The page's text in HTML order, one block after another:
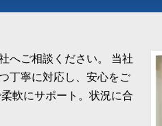
へご相談ください。 当社
丁寧に対応し、安心をご
軟にサポート。状況に合